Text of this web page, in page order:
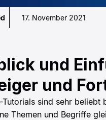
17. November 2021
und
und
Tutorials sind sehr
Themen und Begriffe